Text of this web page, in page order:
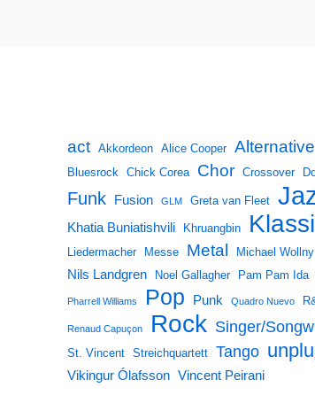
act Akkordeon Alice Cooper Alternative
Bluesrock Chick Corea Chor Crossover
Funk Fusion GLM Greta van Fleet
Khatia Buniatishvili Khruangbin
Liedermacher Messe Metal Michael Wollny
Nils Landgren Noel Gallagher Pam Pam Ida
Pharrell Williams Pop Punk Quadro Nuevo
Renaud Capuçon Rock Singer/
St. Vincent Streichquartett Tango
Vikingur Ólafsson Vincent Peirani